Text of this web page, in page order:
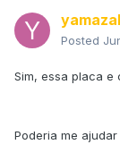
Posted
Sim, essa placa e
Poderia me